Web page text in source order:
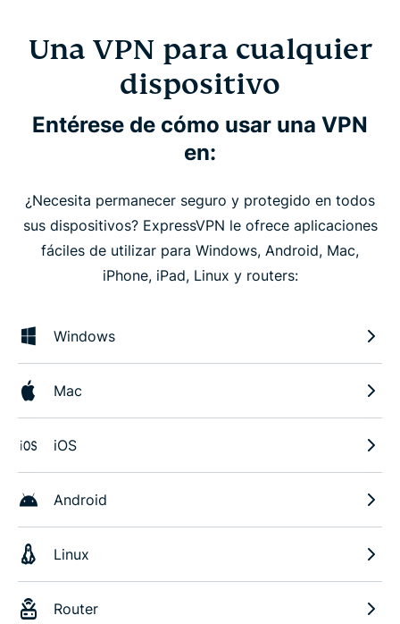
Una VPN para cualquier
dispositivo
Entérese de cómo usar una VPN
en:
¿Necesita permanecer seguro y protegido en todos
sus dispositivos? ExpressVPN le ofrece aplicaciones
fáciles de utilizar para Windows, Android, Mac,
iPhone, iPad, Linux y routers:
Windows
Mac
iOS
Android
Linux
Router